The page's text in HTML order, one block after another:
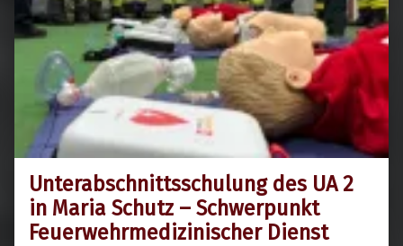
Unterabschnittsschulung des UA 2
in Maria Schutz – Schwerpunkt
Feuerwehrmedizinischer Dienst
6. März 2026